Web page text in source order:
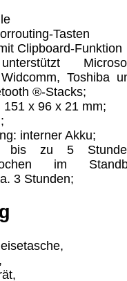
Tasten
Clipboard-Funktion
Toshiba
®-Stacks;
x 96 x 21 mm;
interner Akku;
bis zu 5
im
3 Stunden;